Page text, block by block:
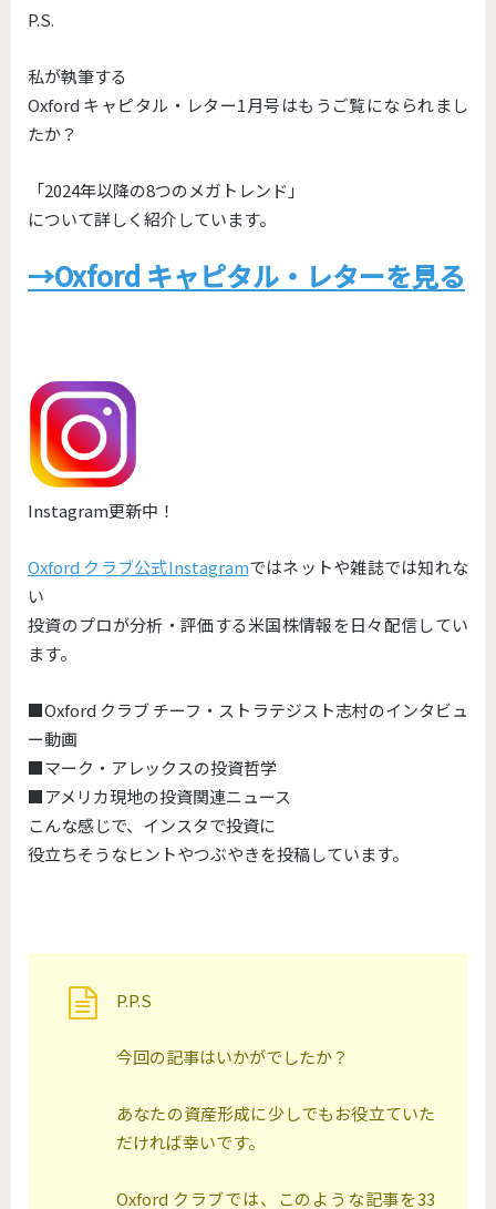
P.S.
私が執筆する
Oxford キャピタル・レター1月号はもうご覧になられまし
たか？
「2024年以降の8つのメガトレンド」
について詳しく紹介しています。
→Oxford キャピタル・レターを見る
Instagram更新中！
Oxford クラブ公式Instagramではネットや雑誌では知れな
い
投資のプロが分析・評価する米国株情報を日々配信してい
ます。
■Oxford クラブ チーフ・ストラテジスト志村のインタビュ
ー動画
■マーク・アレックスの投資哲学
■アメリカ現地の投資関連ニュース
こんな感じで、インスタで投資に
役立ちそうなヒントやつぶやきを投稿しています。
P.P.S
今回の記事はいかがでしたか？
あなたの資産形成に少しでもお役立ていた
だければ幸いです。
Oxford クラブでは、このような記事を33